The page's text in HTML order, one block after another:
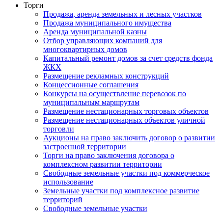
Торги
Продажа, аренда земельных и лесных участков
Продажа муниципального имущества
Аренда муниципальной казны
Отбор управляющих компаний для
многоквартирных домов
Капитальный ремонт домов за счет средств фонда
ЖКХ
Размещение рекламных конструкций
Концессионные соглашения
Конкурсы на осуществление перевозок по
муниципальным маршрутам
Размещение нестационарных торговых объектов
Размещение нестационарных объектов уличной
торговли
Аукционы на право заключить договор о развитии
застроенной территории
Торги на право заключения договора о
комплексном развитии территории
Свободные земельные участки под коммерческое
использование
Земельные участки под комплексное развитие
территорий
Свободные земельные участки